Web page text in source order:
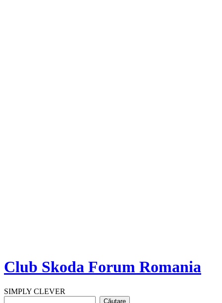
Club Skoda Forum Romania
SIMPLY CLEVER